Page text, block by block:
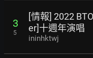
3
5
[情報] 2022
er]十週年演唱
ininhktwj